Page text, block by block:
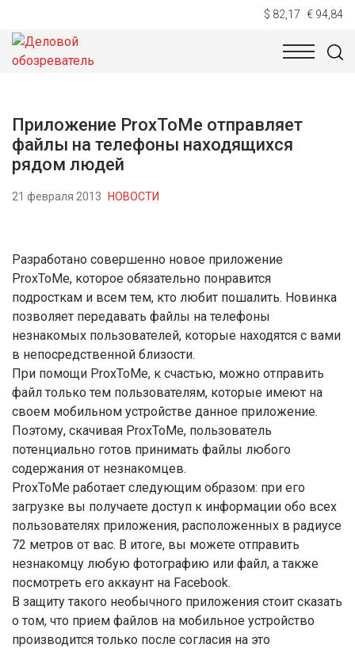
$ 82,17 € 94,84
НОВОСТИ
Приложение ProxToMe отправляет
файлы на телефоны находящихся
рядом людей
21 февраля 2013 НОВОСТИ
Разработано совершенно новое приложение
ProxToMe, которое обязательно понравится
подросткам и всем тем, кто любит пошалить. Новинка
позволяет передавать файлы на телефоны
незнакомых пользователей, которые находятся с вами
в непосредственной близости.
При помощи ProxToMe, к счастью, можно отправить
файл только тем пользователям, которые имеют на
своем мобильном устройстве данное приложение.
Поэтому, скачивая ProxToMe, пользователь
потенциально готов принимать файлы любого
содержания от незнакомцев.
ProxToMe работает следующим образом: при его
загрузке вы получаете доступ к информации обо всех
пользователях приложения, расположенных в радиусе
72 метров от вас. В итоге, вы можете отправить
незнакомцу любую фотографию или файл, а также
посмотреть его аккаунт на Facebook.
В защиту такого необычного приложения стоит сказать
о том, что прием файлов на мобильное устройство
производится только после согласия на это